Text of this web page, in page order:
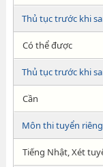
Thủ tục trước khi
Có thể được
Thủ tục trước khi
Cần
Môn thi tuyển
Tiếng Nhật, Xét